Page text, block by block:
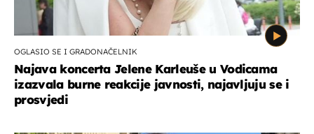
OGLASIO SE I GRADONAČELNIK
Najava koncerta Jelene Karleuše u Vodicama
izazvala burne reakcije javnosti, najavljuju se i
prosvjedi